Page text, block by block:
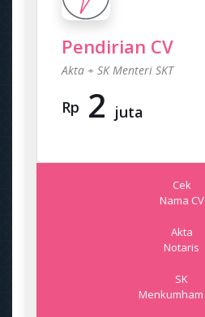
Pendirian CV
Akta + SK Menteri SKT
Rp 2 juta
Cek
Nama CV
Akta
Notaris
SK
Menkumham